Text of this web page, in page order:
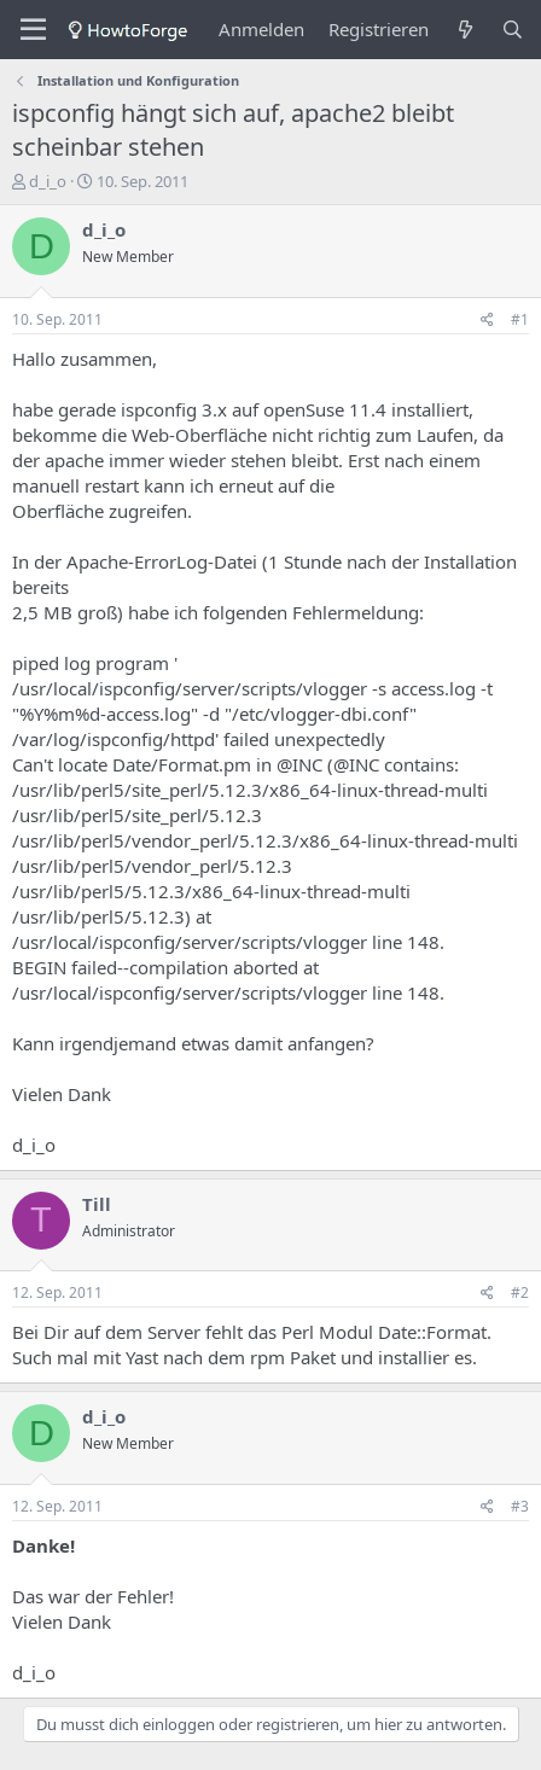
Anmelden Registrieren
Installation und Konfiguration
ispconfig hängt sich auf, apache2 bleibt
scheinbar stehen
E
s
e
e
r
s
T
h
e
m
d_i_o
E
t
e
l
u
n
d
a
t
u
m
10. Sep. 2011
D d_i_o
New Member
10. Sep. 2011 #1
Hallo zusammen,
habe gerade ispconfig 3.x auf openSuse 11.4 installiert,
bekomme die Web-Oberfläche nicht richtig zum Laufen, da
der apache immer wieder stehen bleibt. Erst nach einem
manuell restart kann ich erneut auf die
Oberfläche zugreifen.
In der Apache-ErrorLog-Datei (1 Stunde nach der Installation
bereits
2,5 MB groß) habe ich folgenden Fehlermeldung:
piped log program '
/usr/local/ispconfig/server/scripts/vlogger -s access.log -t
"%Y%m%d-access.log" -d "/etc/vlogger-dbi.conf"
/var/log/ispconfig/httpd' failed unexpectedly
Can't locate Date/Format.pm in @INC (@INC contains:
/usr/lib/perl5/site_perl/5.12.3/x86_64-linux-thread-multi
/usr/lib/perl5/site_perl/5.12.3
/usr/lib/perl5/vendor_perl/5.12.3/x86_64-linux-thread-multi
/usr/lib/perl5/vendor_perl/5.12.3
/usr/lib/perl5/5.12.3/x86_64-linux-thread-multi
/usr/lib/perl5/5.12.3) at
/usr/local/ispconfig/server/scripts/vlogger line 148.
BEGIN failed--compilation aborted at
/usr/local/ispconfig/server/scripts/vlogger line 148.
Kann irgendjemand etwas damit anfangen?
Vielen Dank
d_i_o
T Till
Administrator
12. Sep. 2011 #2
Bei Dir auf dem Server fehlt das Perl Modul Date::Format.
Such mal mit Yast nach dem rpm Paket und installier es.
D d_i_o
New Member
12. Sep. 2011 #3
Danke!
Das war der Fehler!
Vielen Dank
d_i_o
Du musst dich einloggen oder registrieren, um hier zu antworten.